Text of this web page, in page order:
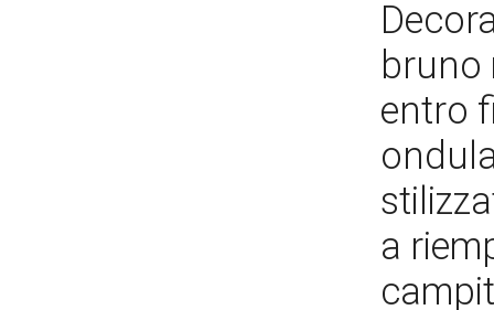
bruno
entro
a